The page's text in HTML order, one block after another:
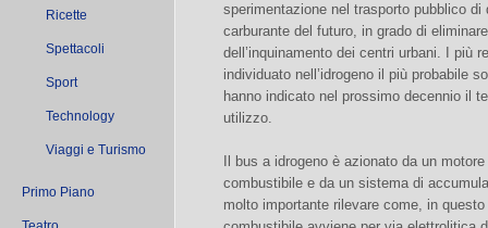
Ricette
Spettacoli
Sport
Technology
Viaggi e Turismo
Primo Piano
sperimentazione nel trasporto pubblico
carburante del futuro, in grado di
dell’inquinamento dei centri urbani. I più
individuato nell’idrogeno il più probabile
hanno indicato nel prossimo decennio il
utilizzo.
Il bus a idrogeno è azionato da un
combustibile e da un sistema di
molto importante rilevare come, in